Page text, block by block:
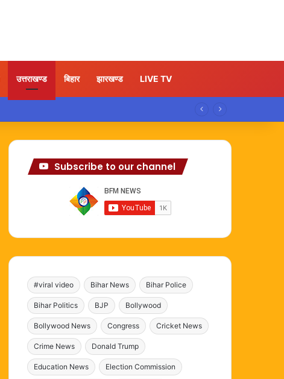
उत्तराखण्ड बिहार झारखण्ड LIVE TV
Subscribe to our channel
#viral video Bihar News Bihar Police
Bihar Politics BJP Bollywood
Bollywood News Congress Cricket News
Crime News Donald Trump
Education News Election Commission